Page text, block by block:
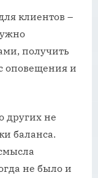
клиентов –
получить
оповещения и
других не
баланса.
не было и